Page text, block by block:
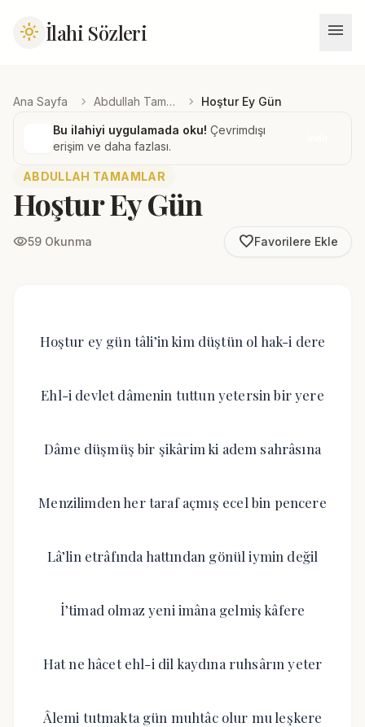
light_mode İlahi Sözleri menu
Ana Sayfa chevron_right Abdullah Tamamlar chevron_right Hoştur Ey Gün
Bu ilahiyi uygulamada oku! Çevrimdışı
erişim ve daha fazlası.
ABDULLAH TAMAMLAR
Hoştur Ey Gün
visibility59 Okunma favorite_borderFavorilere Ekle
Hoştur ey gün tâli’in kim düştün ol hak-i dere
Ehl-i devlet dâmenin tuttun yetersin bir yere
Dâme düşmüş bir şikârim ki adem sahrâsına
Menzilimden her taraf açmış ecel bin pencere
Lâ’lin etrâfında hattından gönül iymin değil
İ’timad olmaz yeni imâna gelmiş kâfere
Hat ne hâcet ehl-i dil kaydına ruhsârın yeter
Âlemi tutmakta gün muhtâc olur mu leşkere